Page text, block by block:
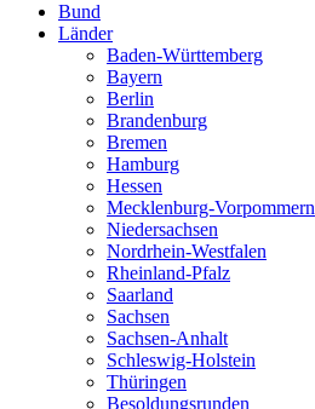
Bund
Länder
Baden-Württemberg
Bayern
Berlin
Brandenburg
Bremen
Hamburg
Hessen
Mecklenburg-Vorpommern
Niedersachsen
Nordrhein-Westfalen
Rheinland-Pfalz
Saarland
Sachsen
Sachsen-Anhalt
Schleswig-Holstein
Thüringen
Besoldungsrunden